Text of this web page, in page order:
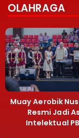
OLAHRAGA
Muay Aerobik
Resmi Jadi
Intelektual